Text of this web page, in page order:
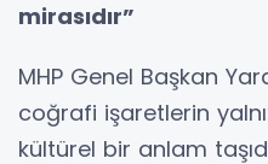
mirasıdır”
MHP Genel Başkan
coğrafi işaretlerin
kültürel bir anlam